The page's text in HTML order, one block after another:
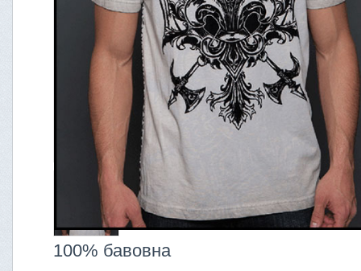
100% бавовна